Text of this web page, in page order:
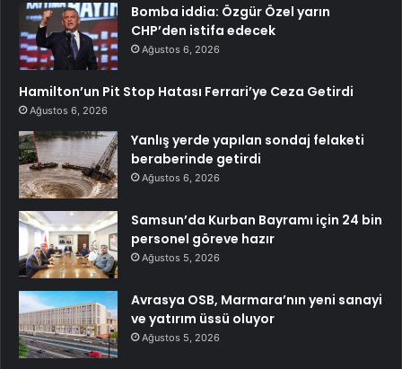
Bomba iddia: Özgür Özel yarın
CHP’den istifa edecek
Ağustos 6, 2026
Hamilton’un Pit Stop Hatası Ferrari’ye Ceza Getirdi
Ağustos 6, 2026
Yanlış yerde yapılan sondaj felaketi
beraberinde getirdi
Ağustos 6, 2026
Samsun’da Kurban Bayramı için 24 bin
personel göreve hazır
Ağustos 5, 2026
Avrasya OSB, Marmara’nın yeni sanayi
ve yatırım üssü oluyor
Ağustos 5, 2026